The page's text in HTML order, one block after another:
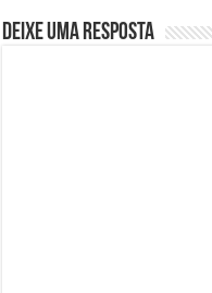
Deixe uma resposta